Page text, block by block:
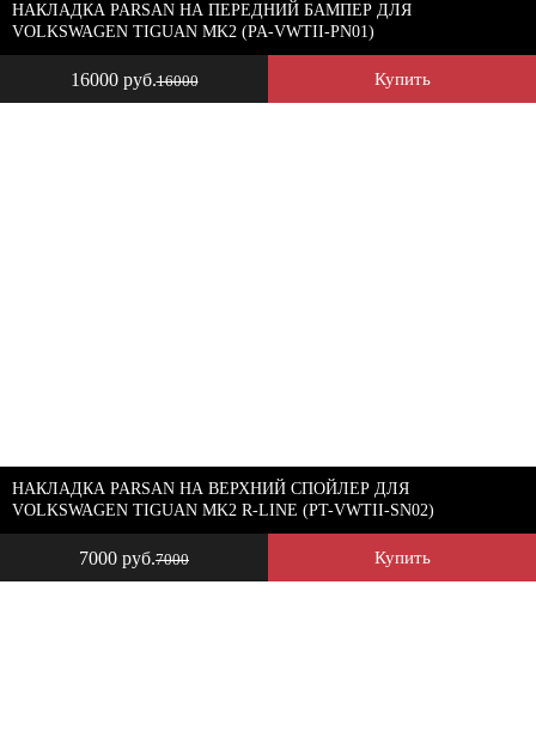
16000 руб.16000 Купить
НАКЛАДКА PARSAN НА ПЕРЕДНИЙ БАМПЕР ДЛЯ
VOLKSWAGEN TIGUAN MK2 (PA-VWTII-PN01)
7000 руб.7000 Купить
НАКЛАДКА PARSAN НА ВЕРХНИЙ СПОЙЛЕР ДЛЯ
VOLKSWAGEN TIGUAN MK2 R-LINE (PT-VWTII-SN02)